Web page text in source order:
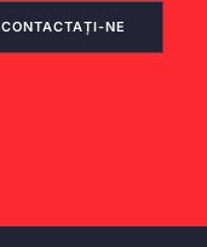
CONTACTAȚI-NE